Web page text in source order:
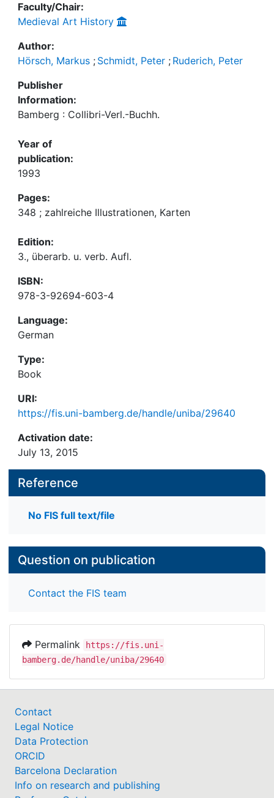
Faculty/Chair:
Medieval Art History
Author:
Hörsch, Markus ; Schmidt, Peter ; Ruderich, Peter
Publisher
Information:
Bamberg : Collibri-Verl.-Buchh.
Year of
publication:
1993
Pages:
348 ; zahlreiche Illustrationen, Karten
Edition:
3., überarb. u. verb. Aufl.
ISBN:
978-3-92694-603-4
Language:
German
Type:
Book
URI:
https://fis.uni-bamberg.de/handle/uniba/29640
Activation date:
July 13, 2015
Reference
No FIS full text/file
Question on publication
Contact the FIS team
Permalink
https://fis.uni-
bamberg.de/handle/uniba/29640
Contact
Legal Notice
Data Protection
ORCID
Barcelona Declaration
Info on research and publishing